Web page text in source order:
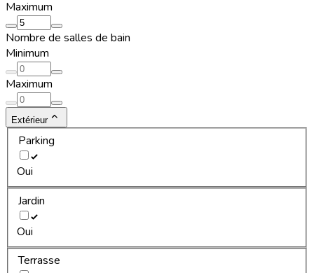
Maximum
Nombre de salles de bain
Minimum
Maximum
Extérieur
Parking
Oui
Jardin
Oui
Terrasse